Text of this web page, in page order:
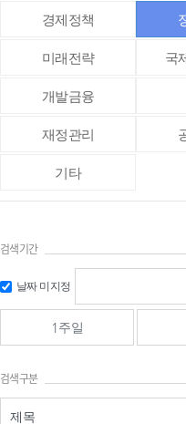
경제정책
미래전략 국
개발금융
재정관리
기타
검색기간
날짜 미지정
1주일
검색구분
제목